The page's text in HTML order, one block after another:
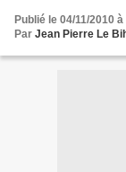
Publié le 04/11/2010
Par Jean Pierre Le